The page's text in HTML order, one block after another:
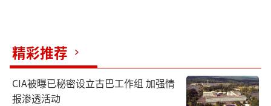
精彩推荐
CIA被曝已秘密设立古巴工作组 加强情
报渗透活动